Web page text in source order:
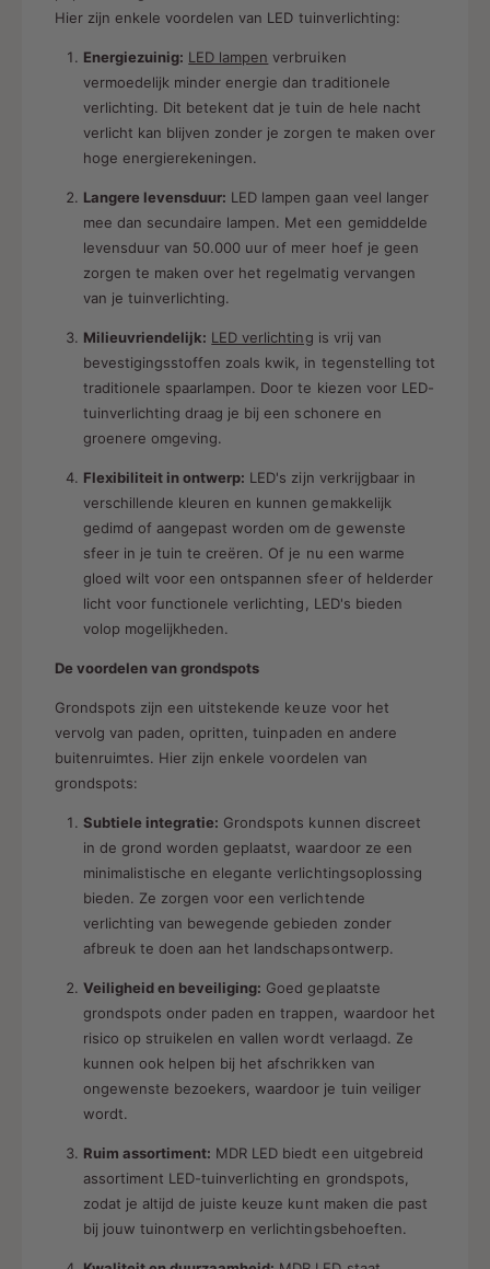
Hier zijn enkele voordelen van LED tuinverlichting:
Energiezuinig: LED lampen verbruiken
vermoedelijk minder energie dan traditionele
verlichting. Dit betekent dat je tuin de hele nacht
verlicht kan blijven zonder je zorgen te maken over
hoge energierekeningen.
Langere levensduur: LED lampen gaan veel langer
mee dan secundaire lampen. Met een gemiddelde
levensduur van 50.000 uur of meer hoef je geen
zorgen te maken over het regelmatig vervangen
van je tuinverlichting.
Milieuvriendelijk: LED verlichting is vrij van
bevestigingsstoffen zoals kwik, in tegenstelling tot
traditionele spaarlampen. Door te kiezen voor LED-
tuinverlichting draag je bij een schonere en
groenere omgeving.
Flexibiliteit in ontwerp: LED's zijn verkrijgbaar in
verschillende kleuren en kunnen gemakkelijk
gedimd of aangepast worden om de gewenste
sfeer in je tuin te creëren. Of je nu een warme
gloed wilt voor een ontspannen sfeer of helderder
licht voor functionele verlichting, LED's bieden
volop mogelijkheden.
De voordelen van grondspots
Grondspots zijn een uitstekende keuze voor het
vervolg van paden, opritten, tuinpaden en andere
buitenruimtes. Hier zijn enkele voordelen van
grondspots:
Subtiele integratie: Grondspots kunnen discreet
in de grond worden geplaatst, waardoor ze een
minimalistische en elegante verlichtingsoplossing
bieden. Ze zorgen voor een verlichtende
verlichting van bewegende gebieden zonder
afbreuk te doen aan het landschapsontwerp.
Veiligheid en beveiliging: Goed geplaatste
grondspots onder paden en trappen, waardoor het
risico op struikelen en vallen wordt verlaagd. Ze
kunnen ook helpen bij het afschrikken van
ongewenste bezoekers, waardoor je tuin veiliger
wordt.
Ruim assortiment: MDR LED biedt een uitgebreid
assortiment LED-tuinverlichting en grondspots,
zodat je altijd de juiste keuze kunt maken die past
bij jouw tuinontwerp en verlichtingsbehoeften.